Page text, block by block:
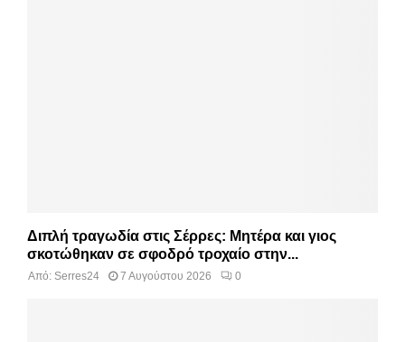
Διπλή τραγωδία στις Σέρρες: Μητέρα και γιος
σκοτώθηκαν σε σφοδρό τροχαίο στην...
Από: Serres24 7 Αυγούστου 2026 0